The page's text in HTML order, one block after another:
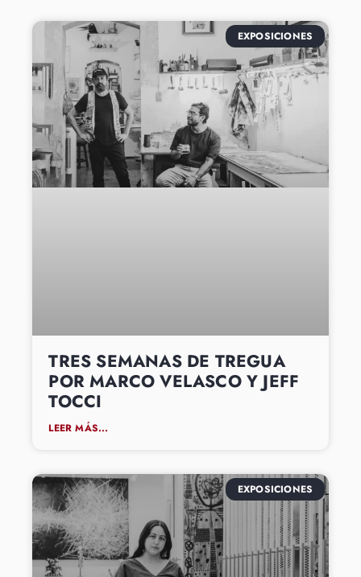
EXPOSICIONES
TRES SEMANAS DE TREGUA
POR MARCO VELASCO Y JEFF
TOCCI
LEER MÁS...
EXPOSICIONES